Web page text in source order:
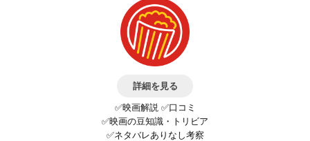
詳細を見る
✅映画解説 ✅口コミ
✅映画の豆知識・トリビア
✅ネタバレありなし考察